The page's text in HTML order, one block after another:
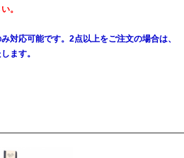
。
対応可能です。2点以上をご注文の場合は、
ます。